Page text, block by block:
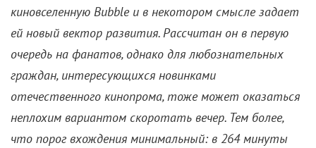
киновселенную Bubble и в некотором смысле задает
ей новый вектор развития. Рассчитан он в первую
очередь на фанатов, однако для любознательных
граждан, интересующихся новинками
отечественного кинопрома, тоже может оказаться
неплохим вариантом скоротать вечер. Тем более,
что порог вхождения минимальный: в 264 минуты